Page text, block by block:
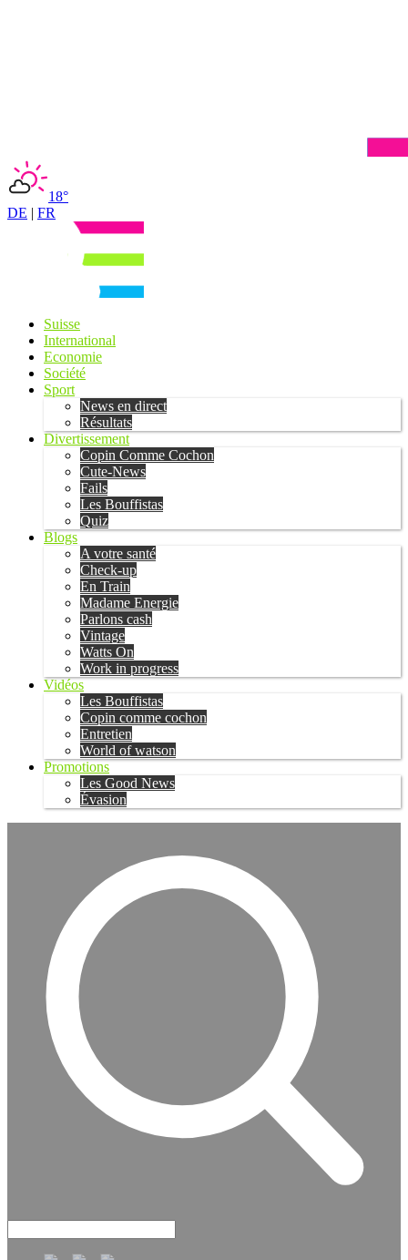
18°
DE | FR
Suisse
International
Economie
Société
Sport
News en direct
Résultats
Divertissement
Copin Comme Cochon
Cute-News
Fails
Les Bouffistas
Quiz
Blogs
A votre santé
Check-up
En Train
Madame Energie
Parlons cash
Vintage
Watts On
Work in progress
Vidéos
Les Bouffistas
Copin comme cochon
Entretien
World of watson
Promotions
Les Good News
Évasion